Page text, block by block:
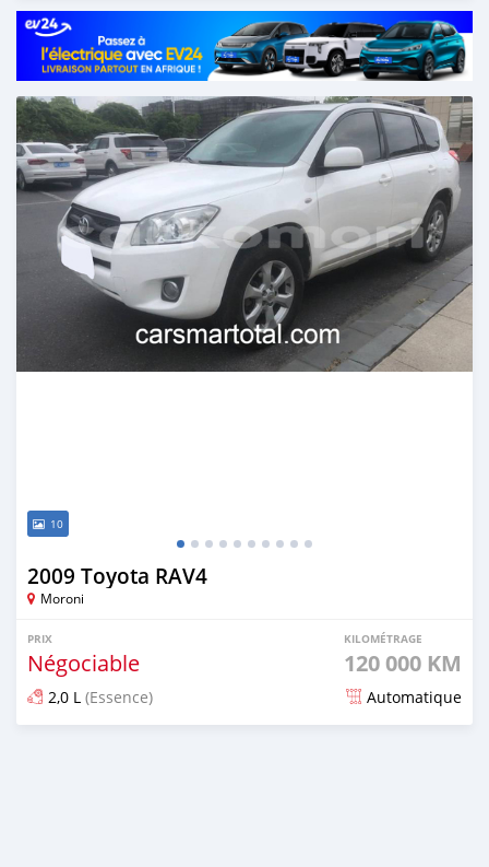
Publié il y a environ 4 ans
10
2009 Toyota RAV4
Moroni
PRIX
Négociable
KILOMÉTRAGE
120 000 KM
2,0 L (Essence) Automatique